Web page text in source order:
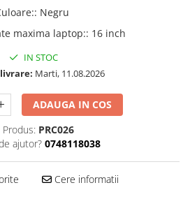
: Negru
maxima laptop:: 16 inch
IN STOC
Marti, 11.08.2026
ADAUGA IN COS
Produs: PRC026
ajutor? 0748118038
Cere informatii